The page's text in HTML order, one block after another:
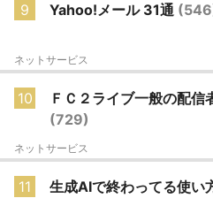
9 Yahoo!メール 31通
ネットサービス
10
ＦＣ２ライブ一般の配信
(729)
ネットサービス
11 生成AIで終わってる使い